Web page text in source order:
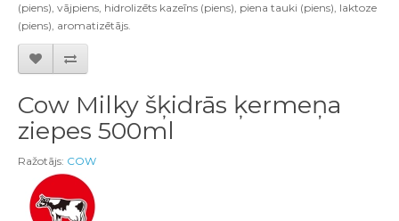
(piens), vājpiens, hidrolizēts kazeīns (piens), piena tauki (piens), laktoze
(piens), aromatizētājs.
Cow Milky šķidrās ķermeņa
ziepes 500ml
Ražotājs: COW